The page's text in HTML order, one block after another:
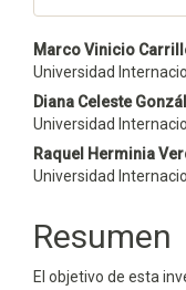
Contenido
principal
del
artículo
Marco Vinicio
Universidad
Diana Celeste
Universidad
Raquel Herminia
Universidad
Resumen
El objetivo de esta